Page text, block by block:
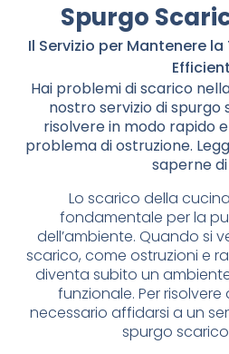
Spurgo
Il Servizio per Mantenere
Hai problemi di scarico
nostro servizio di
risolvere in modo rapido
problema di ostruzione.
saperne di
Lo scarico della
fondamentale per la
dell’ambiente. Quando si
scarico, come ostruzioni e
diventa subito un
funzionale. Per
necessario affidarsi a un
spurgo